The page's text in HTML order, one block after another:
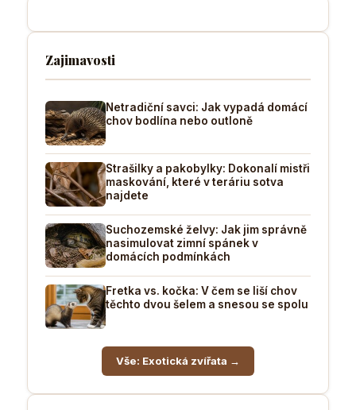
Zajimavosti
Netradiční savci: Jak vypadá domácí
chov bodlína nebo outloně
Strašilky a pakobylky: Dokonalí mistři
maskování, které v teráriu sotva
najdete
Suchozemské želvy: Jak jim správně
nasimulovat zimní spánek v
domácích podmínkách
Fretka vs. kočka: V čem se liší chov
těchto dvou šelem a snesou se spolu
Vše: Exotická zvířata →